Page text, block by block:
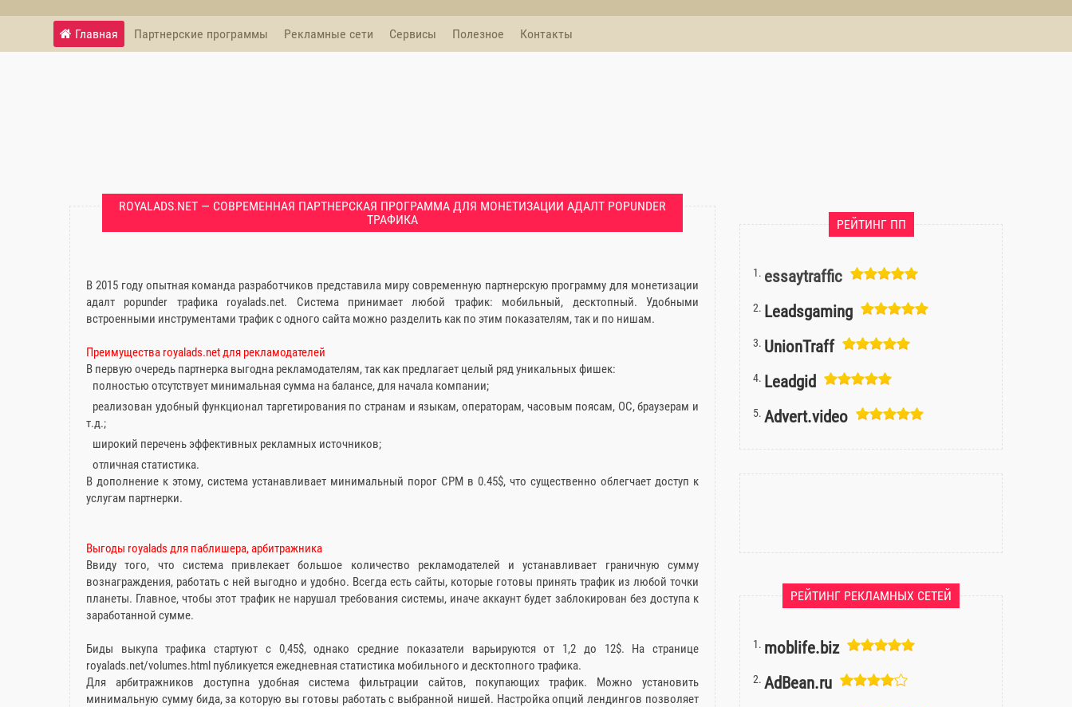
Главная Партнерские программы Рекламные сети Сервисы Полезное Контакты
РЕЙТИНГ ПП
essaytraffic
Leadsgaming
UnionTraff
Leadgid
Аdvert.video
РЕЙТИНГ РЕКЛАМНЫХ СЕТЕЙ
moblife.biz
AdBean.ru
ROYALADS.NET — СОВРЕМЕННАЯ ПАРТНЕРСКАЯ ПРОГРАММА ДЛЯ МОНЕТИЗАЦИИ АДАЛТ POPUNDER
ТРАФИКА
В 2015 году опытная команда разработчиков представила миру современную партнерскую программу для монетизации
адалт popunder трафика royalads.net. Система принимает любой трафик: мобильный, десктопный. Удобными
встроенными инструментами трафик с одного сайта можно разделить как по этим показателям, так и по нишам.
Преимущества royalads.net для рекламодателей
В первую очередь партнерка выгодна рекламодателям, так как предлагает целый ряд уникальных фишек:
полностью отсутствует минимальная сумма на балансе, для начала компании;
реализован удобный функционал таргетирования по странам и языкам, операторам, часовым поясам, ОС, браузерам и
т.д.;
широкий перечень эффективных рекламных источников;
отличная статистика.
В дополнение к этому, система устанавливает минимальный порог CPM в 0.45$, что существенно облегчает доступ к
услугам партнерки.
Выгоды royalads для паблишера, арбитражника
Ввиду того, что система привлекает большое количество рекламодателей и устанавливает граничную сумму
вознаграждения, работать с ней выгодно и удобно. Всегда есть сайты, которые готовы принять трафик из любой точки
планеты. Главное, чтобы этот трафик не нарушал требования системы, иначе аккаунт будет заблокирован без доступа к
заработанной сумме.
Биды выкупа трафика стартуют с 0,45$, однако средние показатели варьируются от 1,2 до 12$. На странице
royalads.net/volumes.html публикуется ежедневная статистика мобильного и десктопного трафика.
Для арбитражников доступна удобная система фильтрации сайтов, покупающих трафик. Можно установить
минимальную сумму бида, за которую вы готовы работать с выбранной нишей. Настройка опций лендингов позволяет